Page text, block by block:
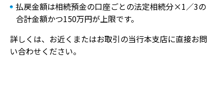
払戻金額は相続預金の口座ごとの法定相続分×1／3の
合計金額かつ150万円が上限です。
詳しくは、お近くまたはお取引の当行本支店に直接お問
い合わせください。